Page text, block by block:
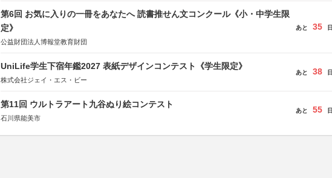
第6回 お気に入りの一冊をあなたへ 読書推せん文コンクール《小・中学生限
定》
公益財団法人博報堂教育財団
あと 35 日
UniLife学生下宿年鑑2027 表紙デザインコンテスト《学生限定》
株式会社ジェイ・エス・ビー
あと 38 日
第11回 ウルトラアート九谷ぬり絵コンテスト
石川県能美市
あと 55 日